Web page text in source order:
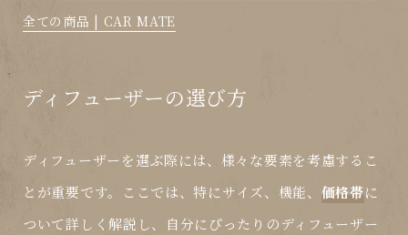
全ての商品 | CAR MATE
ディフューザーの選び方
ディフューザーを選ぶ際には、様々な要素を考慮するこ
とが重要です。ここでは、特にサイズ、 機能、 価格帯に
ついて詳しく解説し、自分にぴったりのディフューザー